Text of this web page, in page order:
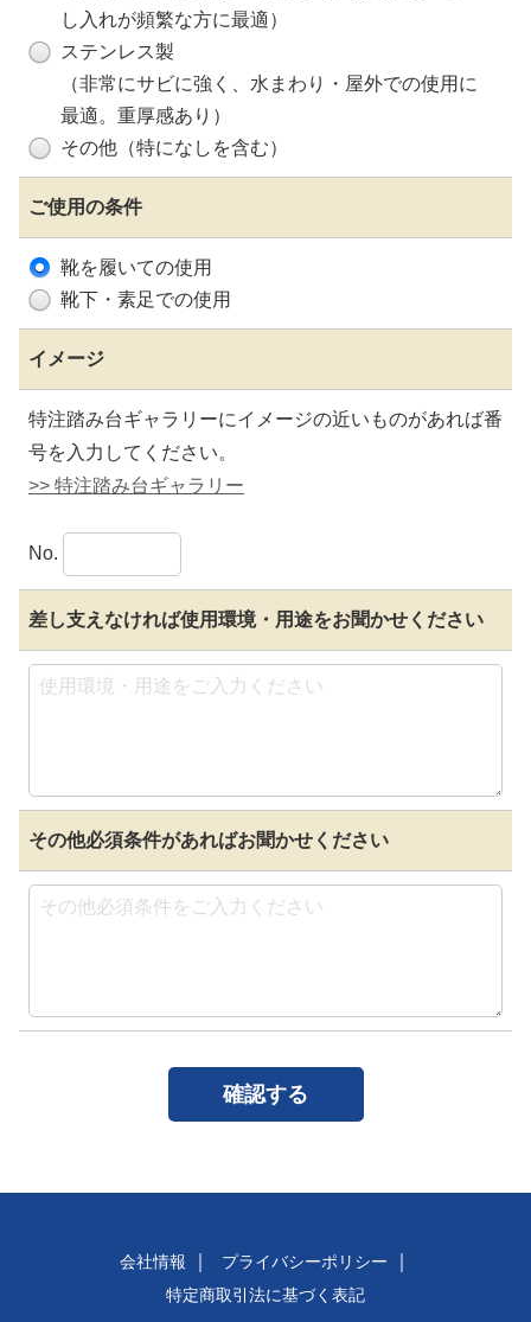
し入れが頻繁な方に最適）
ステンレス製
（非常にサビに強く、水まわり・屋外での使用に
最適。重厚感あり）
その他（特になしを含む）
ご使用の条件
靴を履いての使用
靴下・素足での使用
イメージ
特注踏み台ギャラリーにイメージの近いものがあれば番
号を入力してください。
>> 特注踏み台ギャラリー
No.
差し支えなければ使用環境・ 用途をお聞かせください
その他必須条件があればお聞かせください
確認する
会社情報
プライバシーポリシー
特定商取引法に基づく表記